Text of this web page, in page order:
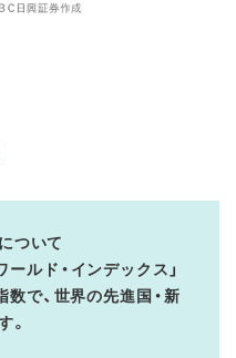
ついて
ールド・インデックス」
で、世界の先進国・新
。